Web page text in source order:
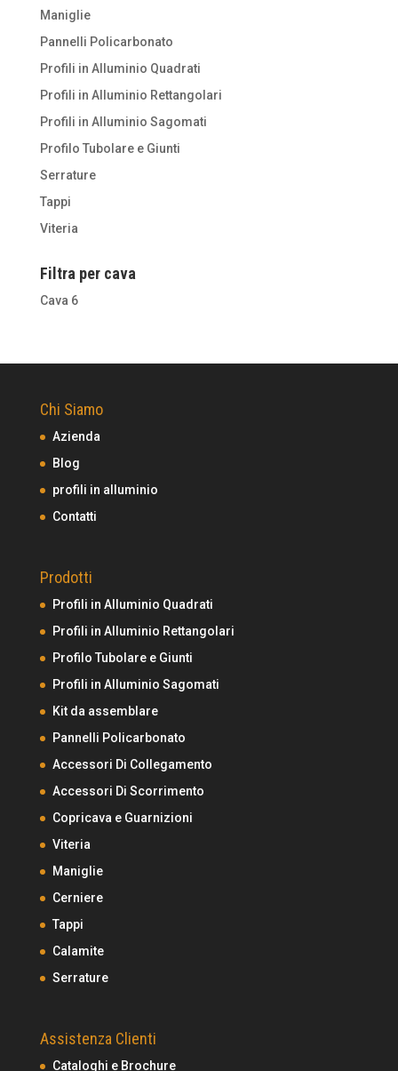
Maniglie
Pannelli Policarbonato
Profili in Alluminio Quadrati
Profili in Alluminio Rettangolari
Profili in Alluminio Sagomati
Profilo Tubolare e Giunti
Serrature
Tappi
Viteria
Filtra per cava
Cava 6
Chi Siamo
Azienda
Blog
profili in alluminio
Contatti
Prodotti
Profili in Alluminio Quadrati
Profili in Alluminio Rettangolari
Profilo Tubolare e Giunti
Profili in Alluminio Sagomati
Kit da assemblare
Pannelli Policarbonato
Accessori Di Collegamento
Accessori Di Scorrimento
Copricava e Guarnizioni
Viteria
Maniglie
Cerniere
Tappi
Calamite
Serrature
Assistenza Clienti
Cataloghi e Brochure